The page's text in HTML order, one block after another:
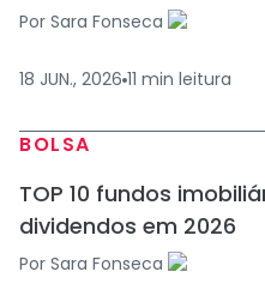
Por Sara Fonseca
18 JUN., 2026 11 min leitura
BOLSA
TOP 10 fundos
dividendos em 2026
Por Sara Fonseca